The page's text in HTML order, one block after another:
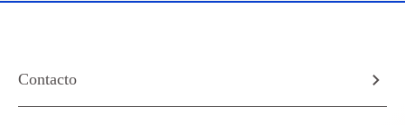
Contacto